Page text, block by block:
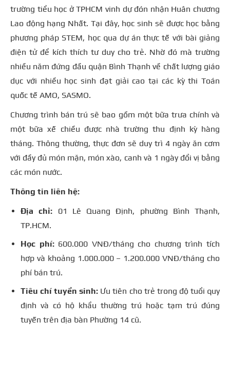
trường tiểu học ở TPHCM vinh dự đón nhận Huân chương
Lao động hạng Nhất. Tại đây, học sinh sẽ được học bằng
phương pháp STEM, học qua dự án thực tế với bài giảng
điện tử để kích thích tư duy cho trẻ. Nhờ đó mà trường
nhiều năm đứng đầu quận Bình Thạnh về chất lượng giáo
dục với nhiều học sinh đạt giải cao tại các kỳ thi Toán
quốc tế AMO, SASMO.
Chương trình bán trú sẽ bao gồm một bữa trưa chính và
một bữa xế chiều được nhà trường thu định kỳ hàng
tháng. Thông thường, thực đơn sẽ duy trì 4 ngày ăn cơm
với đầy đủ món mặn, món xào, canh và 1 ngày đổi vị bằng
các món nước.
Thông tin liên hệ:
Địa chỉ: 01 Lê Quang Định, phường Bình Thạnh,
TP.HCM.
Học phí: 600.000 VNĐ/tháng cho chương trình tích
hợp và khoảng 1.000.000 – 1.200.000 VNĐ/tháng cho
phí bán trú.
Tiêu chí tuyển sinh: Ưu tiên cho trẻ trong độ tuổi quy
định và có hộ khẩu thường trú hoặc tạm trú đúng
tuyến trên địa bàn Phường 14 cũ.